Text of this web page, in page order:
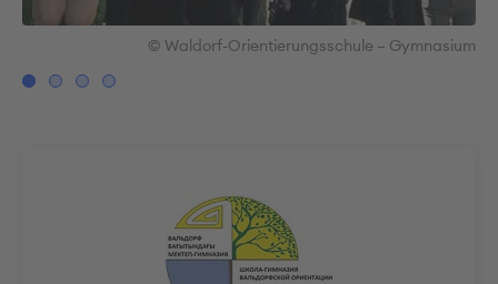
© Waldorf-Orientierungsschule – Gymnasium